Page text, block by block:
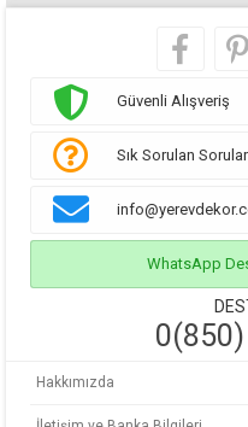
Güvenli Alışveriş
Sık Sorulan Sorular
WhatsApp
Hakkımızda